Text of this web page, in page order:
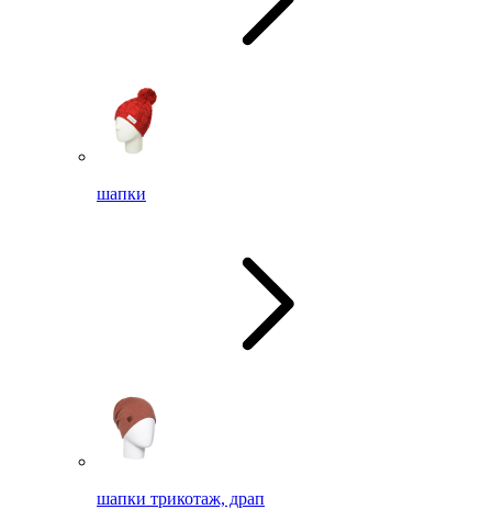
шапки
шапки трикотаж, драп